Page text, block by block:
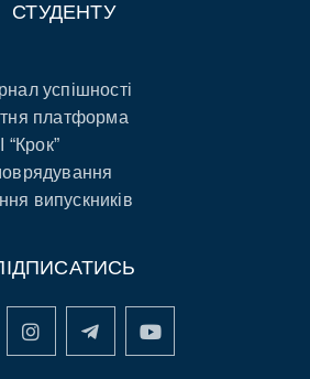
СТУДЕНТУ
успішності
платформа
“Крок”
випускників